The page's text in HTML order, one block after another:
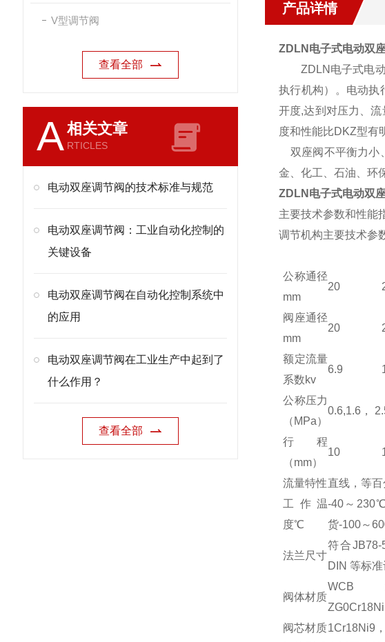
V型调节阀
查看全部
A相关文章
RTICLES
电动双座调节阀的技术标准与规范
电动双座调节阀：工业自动化控制的
关键设备
电动双座调节阀在自动化控制系统中
的应用
电动双座调节阀在工业生产中起到了
什么作用？
查看全部
产品详情
ZDLN电子式电动双
ZDLN电子式电动
执行机构）。电动执
开度,达到对压力、
度和性能比DKZ型有
双座阀不平衡力小
金、化工、石油、环
ZDLN电子式电动双
主要技术参数和性能
调节机构主要技术参
公称通径
mm
20
阀座通径
mm
20
额定流量
系数kv
6.9
公称压力
（MPa）
0.6,1.6，
行程
（mm）
10
流量特性直线，等
工作温
度℃
-40～230℃
货-100～
法兰尺寸
符合JB78-
DIN 等标
阀体材质
WCB
阀芯材质1Cr18Ni9